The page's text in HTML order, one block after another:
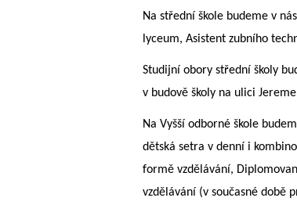
Na střední škole budeme v
lyceum, Asistent zubního
Studijní obory střední školy
v budově školy na ulici
Na Vyšší odborné škole
dětská setra v denní i
formě vzdělávání,
vzdělávání (v současné době